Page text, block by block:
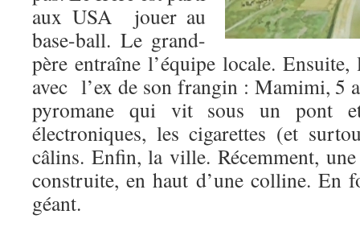
aux USA jouer au
base-ball. Le grand-
père entraîne l’équipe locale.
avec l’ex de son frangin : Mamimi, 5
pyromane qui vit sous un pont
électroniques, les cigarettes (et
câlins. Enfin, la ville. Récemment,
construite, en haut d’une colline. En
géant.